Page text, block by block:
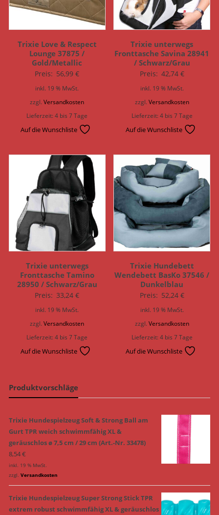
Trixie Love & Respect
Lounge 37875 /
Gold/Metallic
Preis: 56,99€
inkl. 19 % MwSt.
zzgl.Versandkosten
Lieferzeit:4 bis 7 Tage
Auf die Wunschliste
Trixie unterwegs
Fronttasche Savina 28941
/ Schwarz/Grau
Preis: 42,74 €
inkl. 19 % MwSt.
zzgl. Versandkosten
Lieferzeit:4 bis 7 Tage
Auf die Wunschliste
Trixie unterwegs
Fronttasche Tamino
28950 / Schwarz/Grau
Preis: 33,24€
inkl. 19 % MwSt.
zzgl.Versandkosten
Lieferzeit:4 bis 7 Tage
Auf die Wunschliste
Trixie Hundebett
Wendebett BasKo 37546 /
Dunkelblau
Preis: 52,24 €
inkl. 19 % MwSt.
zzgl. Versandkosten
Lieferzeit:4 bis 7 Tage
Auf die Wunschliste
Produktvorschläge
Trixie Hundespielzeug Soft & Strong Ball am
Gurt TPR weich schwimmfähig XL &
geräuschlos ø 7,5 cm / 29 cm (Art.-Nr. 33478)
8,54€
inkl. 19 % MwSt.
zzgl. Versandkosten
Trixie Hundespielzeug Super Strong Stick TPR
extrem robust schwimmfähig XL & geräuschlos